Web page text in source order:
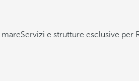
Servizi e strutture esclusive per